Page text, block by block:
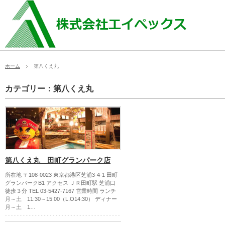
ホーム 第八くえ丸
カテゴリー：第八くえ丸
第八くえ丸 田町グランパーク店
所在地 〒108-0023 東京都港区芝浦3-4-1 田町
グランパークB1 アクセス ＪＲ田町駅 芝浦口
徒歩３分 TEL 03-5427-7167 営業時間 ランチ
月～土 11:30～15:00（L.O14:30） ディナー
月～土 1…